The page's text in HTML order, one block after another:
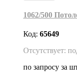
1062/500
Код: 65649
Отсутствует:
по запросу за